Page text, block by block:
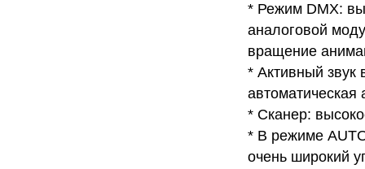
* Режим DMX:
аналоговой
вращение
* Активный звук
* Сканер:
* В режиме
очень широкий